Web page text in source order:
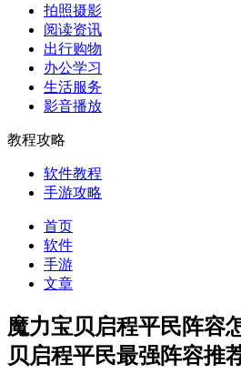
拍照摄影
阅读资讯
出行购物
办公学习
生活服务
影音播放
教程攻略
软件教程
手游攻略
首页
软件
手游
文章
魔力宝贝启程平民阵容
贝启程平民最强阵容推